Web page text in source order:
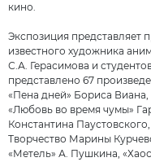
кино.
Экспозиция
известного художника
С.А. Герасимова и
представлено 67
«Пена дней» Бориса Виана,
«Любовь во время чумы»
Константина
Творчество Марины
«Метель» А. Пушкина,